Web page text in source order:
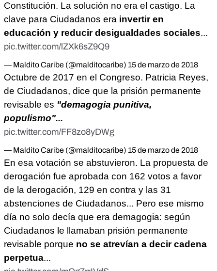
Constitución. La solución no era el castigo. La
clave para Ciudadanos era invertir en
educación y reducir desigualdades sociales...
pic.twitter.com/lZXk6sZ9Q9
— Maldito Caribe (@malditocaribe) 15 de marzo de 2018
Octubre de 2017 en el Congreso. Patricia Reyes,
de Ciudadanos, dice que la prisión permanente
revisable es "demagogia punitiva,
populismo"...
pic.twitter.com/FF8zo8yDWg
— Maldito Caribe (@malditocaribe) 15 de marzo de 2018
En esa votación se abstuvieron. La propuesta de
derogación fue aprobada con 162 votos a favor
de la derogación, 129 en contra y las 31
abstenciones de Ciudadanos... Pero ese mismo
día no solo decía que era demagogia: según
Ciudadanos le llamaban prisión permanente
revisable porque no se atrevían a decir cadena
perpetua...